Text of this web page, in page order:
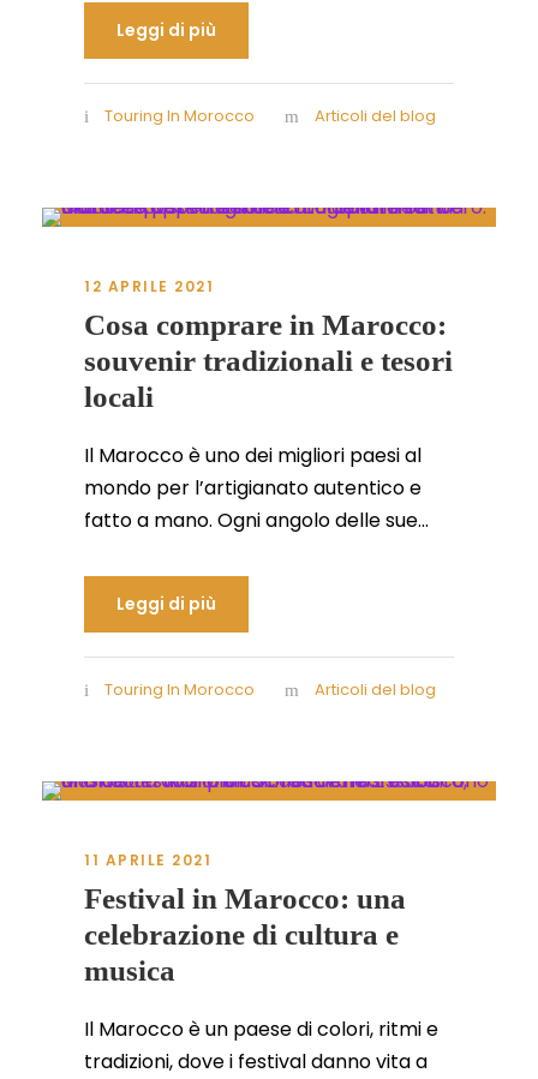
Leggi di più
Touring In Morocco Articoli del blog
12 APRILE 2021
Cosa comprare in Marocco:
souvenir tradizionali e tesori
locali
Il Marocco è uno dei migliori paesi al
mondo per l’artigianato autentico e
fatto a mano. Ogni angolo delle sue...
Leggi di più
Touring In Morocco Articoli del blog
11 APRILE 2021
Festival in Marocco: una
celebrazione di cultura e
musica
Il Marocco è un paese di colori, ritmi e
tradizioni, dove i festival danno vita a